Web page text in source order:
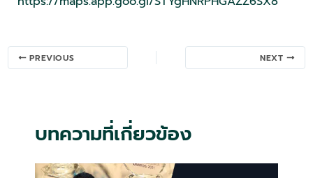
Post
navigation
PREVIOUS NEXT
บทความที่เกี่ยวข้อง